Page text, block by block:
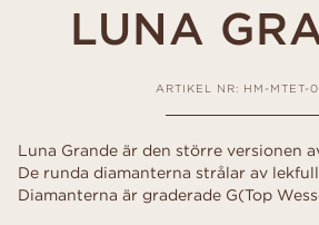
LUNA
ARTIKEL NR: HM-MTET-
Luna Grande är den större versionen
De runda diamanterna strålar av
Diamanterna är graderade G(Top